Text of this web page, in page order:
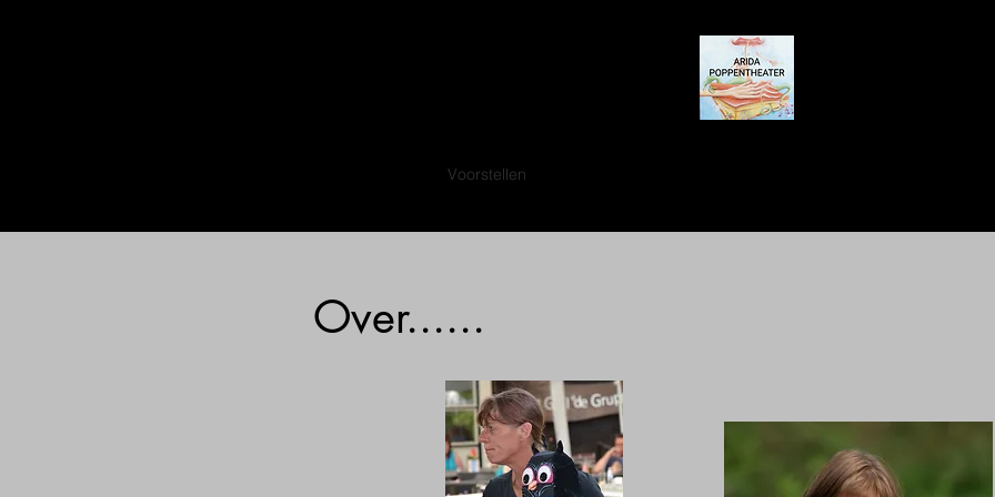
Voorstellen
Over......